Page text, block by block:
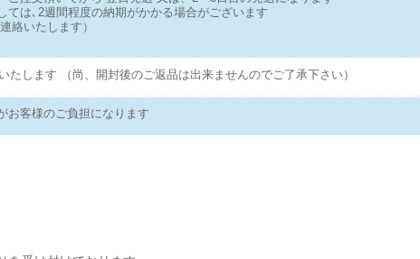
ては､2週間程度の納期がかかる場合がございます
絡いたします）
たします （尚、開封後のご返品は出来ませんのでご了承下さい）
お客様のご負担になります